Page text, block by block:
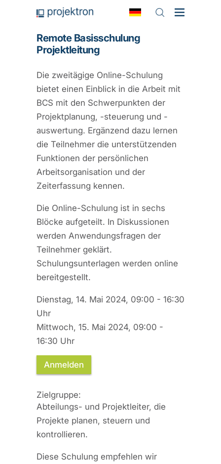
Remote Basisschulung
Projektleitung
Die zweitägige Online-Schulung
bietet einen Einblick in die Arbeit mit
BCS mit den Schwerpunkten der
Projektplanung, -steuerung und -
auswertung. Ergänzend dazu lernen
die Teilnehmer die unterstützenden
Funktionen der persönlichen
Arbeitsorganisation und der
Zeiterfassung kennen.
Die Online-Schulung ist in sechs
Blöcke aufgeteilt. In Diskussionen
werden Anwendungsfragen der
Teilnehmer geklärt.
Schulungsunterlagen werden online
bereitgestellt.
Dienstag, 14. Mai 2024, 09:00 - 16:30
Uhr
Mittwoch, 15. Mai 2024, 09:00 -
16:30 Uhr
Anmelden
Zielgruppe:
Abteilungs- und Projektleiter, die
Projekte planen, steuern und
kontrollieren.
Diese Schulung empfehlen wir